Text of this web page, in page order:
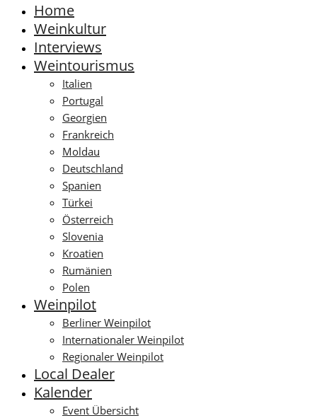
Home
Weinkultur
Interviews
Weintourismus
Italien
Portugal
Georgien
Frankreich
Moldau
Deutschland
Spanien
Türkei
Österreich
Slovenia
Kroatien
Rumänien
Polen
Weinpilot
Berliner Weinpilot
Internationaler Weinpilot
Regionaler Weinpilot
Local Dealer
Kalender
Event Übersicht